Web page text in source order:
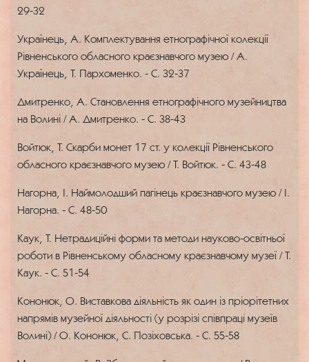
29-32
Українець, А. Комплектування етнографічної колекції
Рівненського обласного краєзнавчого музею / А.
Українець, Т. Пархоменко. - С. 32-37
Дмитренко, А. Становлення етнографічного музейництва
на Волині / А. Дмитренко. - С. 38-43
Войтюк, Т. Скарби монет 17 ст. у колекції Рівненського
обласного краєзнавчого музею / Т. Войтюк. - С. 43-48
Нагорна, І. Наймолодший пагінець краєзнавчого музею / І.
Нагорна. - С. 48-50
Каук, Т. Нетрадиційні форми та методи науково-освітньої
роботи в Рівненському обласному краєзнавчому музеї / Т.
Каук. - С. 51-54
Кононюк, О. Виставкова діяльність як один із пріорітетних
напрямів музейної діяльності (у розрізі співпраці музеїв
Волині) / О. Кононюк, С. Позіховська. - С. 55-58